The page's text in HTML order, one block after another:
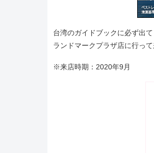
台湾のガイドブックに必ず出
ランドマークプラザ店に行って
※来店時期：2020年9月